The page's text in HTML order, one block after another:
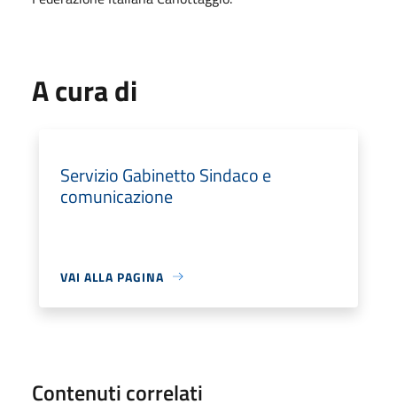
A cura di
Servizio Gabinetto Sindaco e
comunicazione
VAI ALLA PAGINA
Contenuti correlati